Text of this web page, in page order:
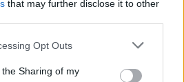
that may further disclose it to other
Opt Outs
Sharing of my
00:00:57
karštas: temperatūra kils iki